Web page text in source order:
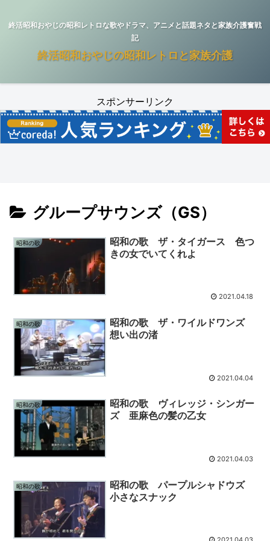
終活昭和おやじの昭和レトロな歌やドラマ、アニメと話題ネタと家族介護奮戦
記
終活昭和おやじの昭和レトロと家族介護
スポンサーリンク
グループサウンズ（GS）
昭和の歌
昭和の歌 ザ・タイガース 色つ
きの女でいてくれよ
2021.04.18
昭和の歌
昭和の歌 ザ・ワイルドワンズ
想い出の渚
2021.04.04
昭和の歌
昭和の歌 ヴィレッジ・シンガー
ズ 亜麻色の髪の乙女
2021.04.03
昭和の歌
昭和の歌 パープルシャドウズ
小さなスナック